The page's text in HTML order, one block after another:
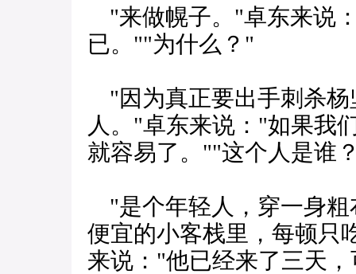
"来做幌子。"卓东来说
已。""为什么？"
"因为真正要出手刺杀杨
人。"卓东来说："如果我
就容易了。""这个人是谁
"是个年轻人，穿一身粗
便宜的小客栈里，每顿只
来说："他已经来了三天